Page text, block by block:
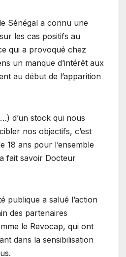
Sénégal a connu une
les cas positifs au
qui a provoqué chez
un manque d’intérêt aux
au début de l’apparition
d’un stock qui nous
nos objectifs, c’est
18 ans pour l’ensemble
fait savoir Docteur
publique a salué l’action
des partenaires
le Revocap, qui ont
dans la sensibilisation